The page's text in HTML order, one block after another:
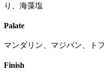
り、海藻塩
Palate
マンダリン、マジパン、ト
Finish